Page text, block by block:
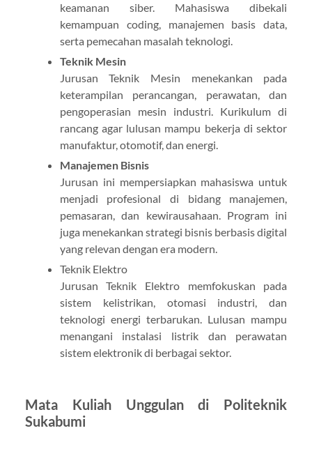
keamanan siber. Mahasiswa dibekali
kemampuan coding, manajemen basis data,
serta pemecahan masalah teknologi.
Teknik Mesin
Jurusan Teknik Mesin menekankan pada
keterampilan perancangan, perawatan, dan
pengoperasian mesin industri. Kurikulum di
rancang agar lulusan mampu bekerja di sektor
manufaktur, otomotif, dan energi.
Manajemen Bisnis
Jurusan ini mempersiapkan mahasiswa untuk
menjadi profesional di bidang manajemen,
pemasaran, dan kewirausahaan. Program ini
juga menekankan strategi bisnis berbasis digital
yang relevan dengan era modern.
Teknik Elektro
Jurusan Teknik Elektro memfokuskan pada
sistem kelistrikan, otomasi industri, dan
teknologi energi terbarukan. Lulusan mampu
menangani instalasi listrik dan perawatan
sistem elektronik di berbagai sektor.
Mata Kuliah Unggulan di Politeknik
Sukabumi